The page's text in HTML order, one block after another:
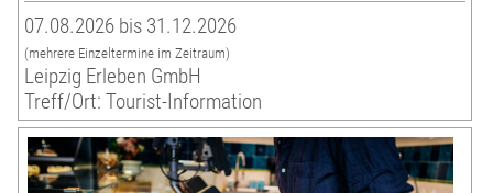
07.08.2026 bis 31.12.2026
(mehrere Einzeltermine im Zeitraum)
Leipzig Erleben GmbH
Treff/Ort: Tourist-Information